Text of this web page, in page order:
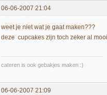
06-06-2007 21:04
weet je niet wat je gaat maken???
deze cupcakes zijn toch zeker al
cateren is ook gebakjes maken :)
06-06-2007 21:09